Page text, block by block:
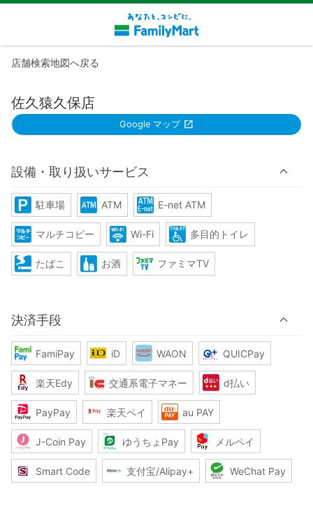
店舗検索地図へ戻る
佐久猿久保店
Google マップ
設備・取り扱いサービス
駐車場 ATM E-net ATM
マルチコピー Wi-Fi 多目的トイレ
たばこ お酒 ファミマTV
決済手段
FamiPay iD WAON QUICPay
楽天Edy 交通系電子マネー d払い
PayPay 楽天ペイ au PAY
J-Coin Pay ゆうちょPay メルペイ
Smart Code 支付宝/Alipay+ WeChat Pay